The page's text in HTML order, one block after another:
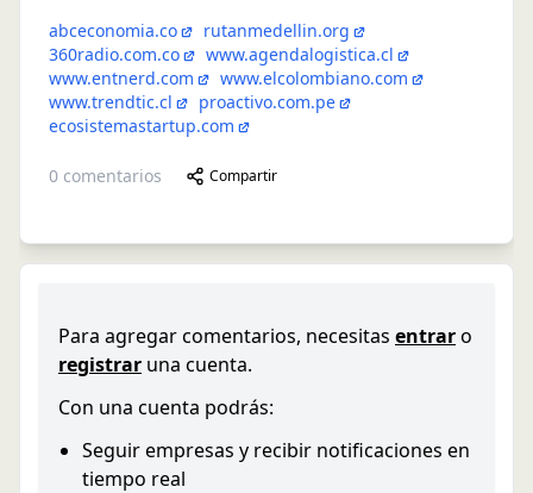
abceconomia.co
rutanmedellin.org
360radio.com.co
www.agendalogistica.cl
www.entnerd.com
www.elcolombiano.com
www.trendtic.cl
proactivo.com.pe
ecosistemastartup.com
0 comentarios Compartir
Para agregar comentarios, necesitas entraro
registrar una cuenta.
Con una cuenta podrás:
Seguir empresas y recibir notificaciones en
tiempo real